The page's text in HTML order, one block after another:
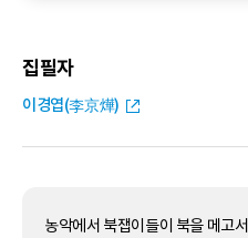
집필자
이경엽(李京燁)
농악에서 북잽이들이 북을 메고